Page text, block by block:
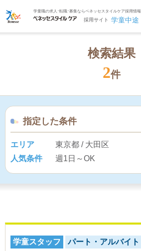
学童職の求人･転職･募集ならベネッセスタイルケア採用情報
採用サイト 学童中途
検索結果
2件
指定した条件
エリア
東京都 / 大田区
人気条件
週1日～OK
学童スタッフ パート・アルバイト